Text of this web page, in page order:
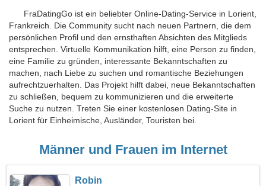
FraDatingGo ist ein beliebter Online-Dating-Service in Lorient,
Frankreich. Die Community sucht nach neuen Partnern, die dem
persönlichen Profil und den ernsthaften Absichten des Mitglieds
entsprechen. Virtuelle Kommunikation hilft, eine Person zu finden,
eine Familie zu gründen, interessante Bekanntschaften zu
machen, nach Liebe zu suchen und romantische Beziehungen
aufrechtzuerhalten. Das Projekt hilft dabei, neue Bekanntschaften
zu schließen, bequem zu kommunizieren und die erweiterte
Suche zu nutzen. Treten Sie einer kostenlosen Dating-Site in
Lorient für Einheimische, Ausländer, Touristen bei.
Männer und Frauen im Internet
Robin